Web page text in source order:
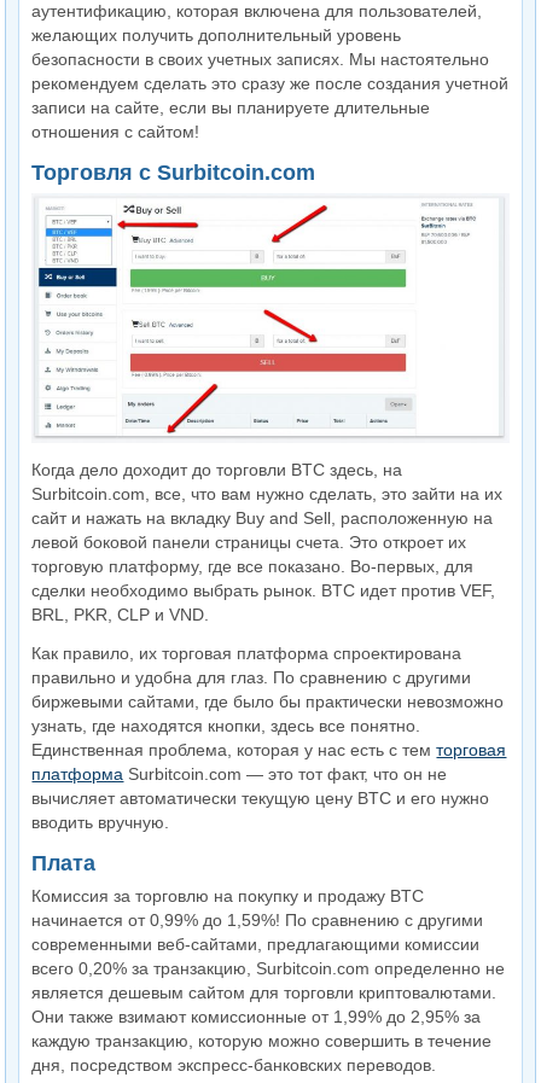
аутентификацию, которая включена для пользователей,
желающих получить дополнительный уровень
безопасности в своих учетных записях. Мы настоятельно
рекомендуем сделать это сразу же после создания учетной
записи на сайте, если вы планируете длительные
отношения с сайтом!
Торговля с Surbitcoin.com
Когда дело доходит до торговли BTC здесь, на
Surbitcoin.com, все, что вам нужно сделать, это зайти на их
сайт и нажать на вкладку Buy and Sell, расположенную на
левой боковой панели страницы счета. Это откроет их
торговую платформу, где все показано. Во-первых, для
сделки необходимо выбрать рынок. BTC идет против VEF,
BRL, PKR, CLP и VND.
Как правило, их торговая платформа спроектирована
правильно и удобна для глаз. По сравнению с другими
биржевыми сайтами, где было бы практически невозможно
узнать, где находятся кнопки, здесь все понятно.
Единственная проблема, которая у нас есть с темторговая
платформа Surbitcoin.com — это тот факт, что он не
вычисляет автоматически текущую цену BTC и его нужно
вводить вручную.
Плата
Комиссия за торговлю на покупку и продажу BTC
начинается от 0,99% до 1,59%! По сравнению с другими
современными веб-сайтами, предлагающими комиссии
всего 0,20% за транзакцию, Surbitcoin.com определенно не
является дешевым сайтом для торговли криптовалютами.
Они также взимают комиссионные от 1,99% до 2,95% за
каждую транзакцию, которую можно совершить в течение
дня, посредством экспресс-банковских переводов.